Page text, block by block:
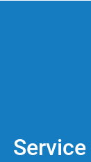
Service